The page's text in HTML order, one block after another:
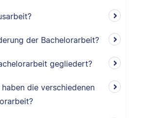
der Bachelorarbeit?
gegliedert?
die verschiedenen